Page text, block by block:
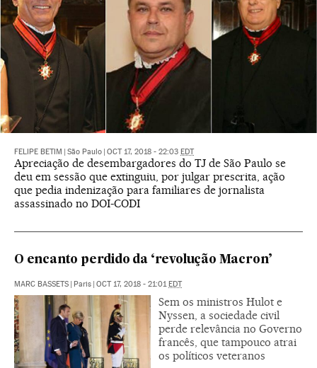
FELIPE BETIM São Paulo OCT 17, 2018 - 22:03 EDT
Apreciação de desembargadores do TJ de São Paulo se
deu em sessão que extinguiu, por julgar prescrita, ação
que pedia indenização para familiares de jornalista
assassinado no DOI-CODI
O encanto perdido da ‘revolução Macron’
MARC BASSETS Paris OCT 17, 2018 - 21:01 EDT
Sem os ministros Hulot e
Nyssen, a sociedade civil
perde relevância no Governo
francês, que tampouco atrai
os políticos veteranos